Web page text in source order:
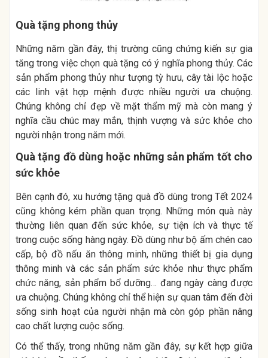
Quà tặng phong thủy
Những năm gần đây, thị trường cũng chứng kiến sự gia
tăng trong việc chọn quà tặng có ý nghĩa phong thủy. Các
sản phẩm phong thủy như tượng tỳ hưu, cây tài lộc hoặc
các linh vật hợp mệnh được nhiều người ưa chuộng.
Chúng không chỉ đẹp về mặt thẩm mỹ mà còn mang ý
nghĩa cầu chúc may mắn, thịnh vượng và sức khỏe cho
người nhận trong năm mới.
Quà tặng đồ dùng hoặc những sản phẩm tốt cho
sức khỏe
Bên cạnh đó, xu hướng tặng quà đồ dùng trong Tết 2024
cũng không kém phần quan trọng. Những món quà này
thường liên quan đến sức khỏe, sự tiện ích và thực tế
trong cuộc sống hàng ngày. Đồ dùng như bộ ấm chén cao
cấp, bộ đồ nấu ăn thông minh, những thiết bị gia dụng
thông minh và các sản phẩm sức khỏe như thực phẩm
chức năng, sản phẩm bổ dưỡng… đang ngày càng được
ưa chuộng. Chúng không chỉ thể hiện sự quan tâm đến đời
sống sinh hoạt của người nhận mà còn góp phần nâng
cao chất lượng cuộc sống.
Có thể thấy, trong những năm gần đây, sự kết hợp giữa